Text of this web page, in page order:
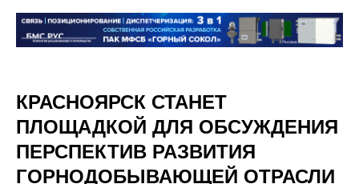
КРАСНОЯРСК СТАНЕТ
ПЛОЩАДКОЙ ДЛЯ ОБСУЖДЕНИЯ
ПЕРСПЕКТИВ РАЗВИТИЯ
ГОРНОДОБЫВАЮЩЕЙ ОТРАСЛИ